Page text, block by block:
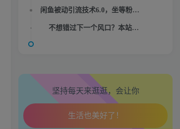
闲鱼被动引流技术6.0，坐等粉丝来找你，实战培训课程视频内容目录：
不想错过下一个风口？本站持续挖掘、测试，第一时间发布的独家项目与蓝海机会，可添加站长微信:cye-ai
闲鱼被动引流技术6.0，坐等粉丝来找你，实战培训课程视频内容目录：
不想错过下一个风口？本站持续挖掘、测试，第一时间发布的独家项目与蓝海机会，可添加站长微信:cye-ai
坚持每天来逛逛，会让你
腰也不酸了！
工作也轻松了！